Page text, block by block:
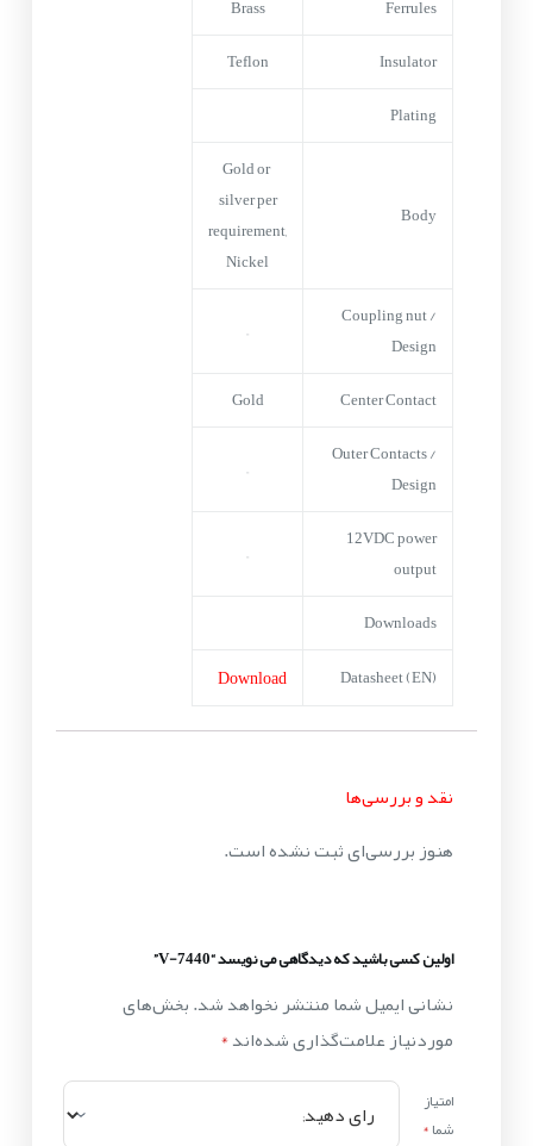
Ferrules
Brass
Insulator
Teflon
Plating
Body
Gold or
silver per
requirement,
Nickel
Coupling nut /
Design
–
Center Contact
Gold
Outer Contacts /
Design
–
12VDC power
output
–
Downloads
Datasheet (EN)
Download
نقد و بررسی‌ها
هنوز بررسی‌ای ثبت نشده است.
اولین کسی باشید که دیدگاهی می نویسد “V-7440”
نشانی ایمیل شما منتشر نخواهد شد.بخش‌های
موردنیاز علامت‌گذاری شده‌اند*
امتیاز
شما*